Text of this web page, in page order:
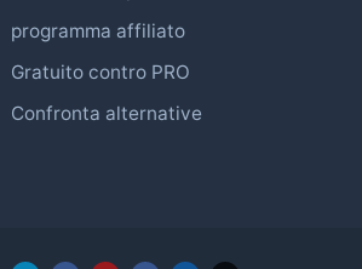
programma affiliato
Gratuito contro PRO
Confronta alternative